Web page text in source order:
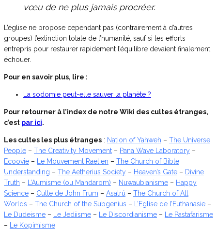
vœu de ne plus jamais procréer.
L’église ne propose cependant pas (contrairement à d’autres
groupes) l’extinction totale de l’humanité, sauf si les efforts
entrepris pour restaurer rapidement l’équilibre devaient finalement
échouer.
Pour en savoir plus, lire :
La sodomie peut-elle sauver la planète ?
Pour retourner à l’index de notre Wiki des cultes étranges,
c’est par ici.
Les cultes les plus étranges : Nation of Yahweh – The Universe
People – The Creativity Movement – Pana Wave Laboratory –
Ecoovie – Le Mouvement Raelien – The Church of Bible
Understanding – The Aetherius Society – Heaven’s Gate – Divine
Truth – L’Aumisme (ou Mandarom) – Nuwaubianisme – Happy
Science – Culte de John Frum – Asatrú – The Church of All
Worlds – The Church of the Subgenius – L’Eglise de l’Euthanasie –
Le Dudeisme – Le Jediisme – Le Discordianisme –
Le Pastafarisme
–
Le Kopimisme